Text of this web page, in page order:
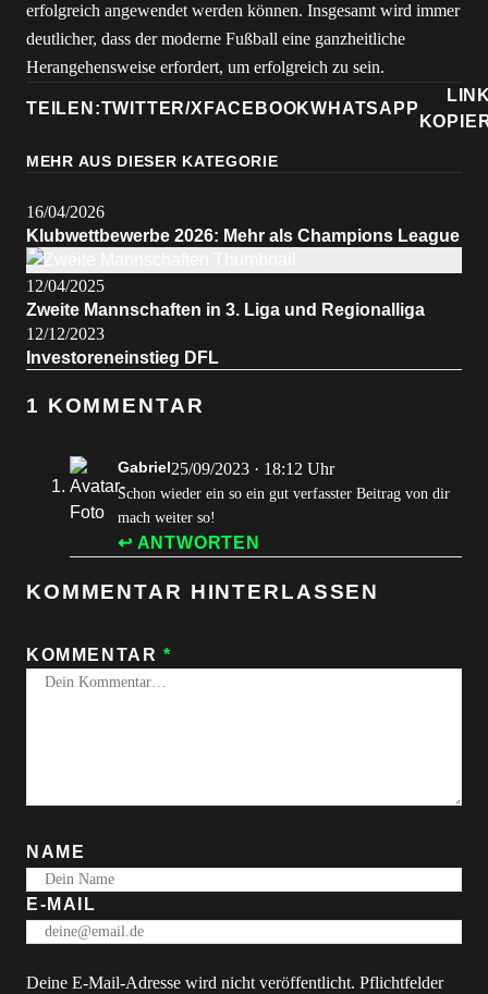
erfolgreich angewendet werden können. Insgesamt wird immer
deutlicher, dass der moderne Fußball eine ganzheitliche
Herangehensweise erfordert, um erfolgreich zu sein.
TEILEN:TWITTER/X FACEBOOKWHATSAPP
MEHR AUS DIESER KATEGORIE
16/04/2026
Klubwettbewerbe 2026: Mehr als Champions League
12/04/2025
Zweite Mannschaften in 3. Liga und Regionalliga
12/12/2023
Investoreneinstieg DFL
1 KOMMENTAR
Gabriel25/09/2023 · 18:12 Uhr
Schon wieder ein so ein gut verfasster Beitrag von dir
mach weiter so!
↩ ANTWORTEN
KOMMENTAR HINTERLASSEN
KOMMENTAR *
NAME
E-MAIL
Deine E-Mail-Adresse wird nicht veröffentlicht. Pflichtfelder